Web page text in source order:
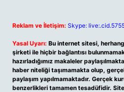
Reklam ve İletişim: Skype:
Yasal Uyarı: Bu internet sitesi,
şirketi ile hiçbir bağlantısı
hazırladığımız makaleler
haber niteliği taşımamakta olup,
paylaşım yapılmamaktadır. Gerçek
benzerlikleri tamamen tesadüfidir.